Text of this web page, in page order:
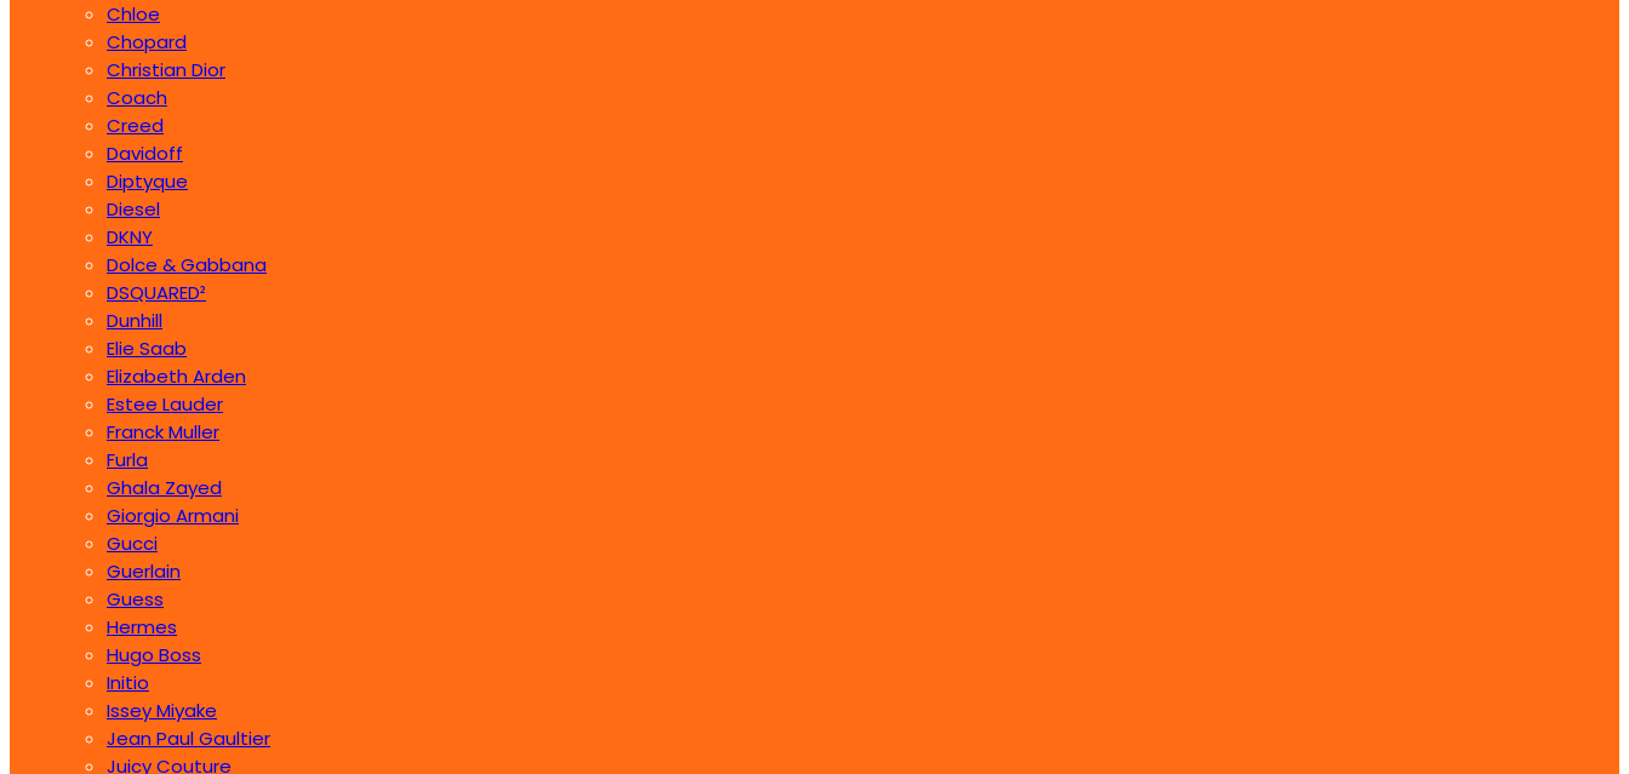
Chloe
Chopard
Christian Dior
Coach
Creed
Davidoff
Diptyque
Diesel
DKNY
Dolce & Gabbana
DSQUARED²
Dunhill
Elie Saab
Elizabeth Arden
Estee Lauder
Franck Muller
Furla
Ghala Zayed
Giorgio Armani
Gucci
Guerlain
Guess
Hermes
Hugo Boss
Initio
Issey Miyake
Jean Paul Gaultier
Juicy Couture